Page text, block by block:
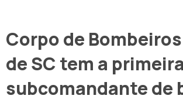
Corpo de
de SC tem a
subcomandante de